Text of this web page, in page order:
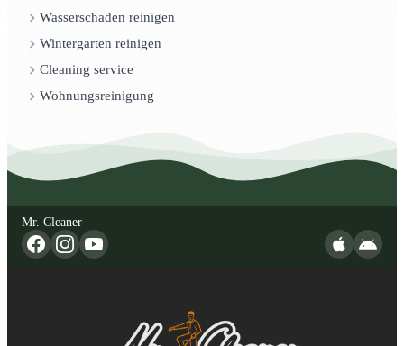
Wasserschaden reinigen
Wintergarten reinigen
Cleaning service
Wohnungsreinigung
Mr. Cleaner